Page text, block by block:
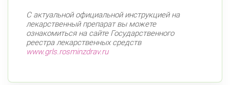
С актуальной официальной инструкцией на
лекарственный препарат вы можете
ознакомиться на сайте Государственного
реестра лекарственных средств
www.grls.rosminzdrav.ru